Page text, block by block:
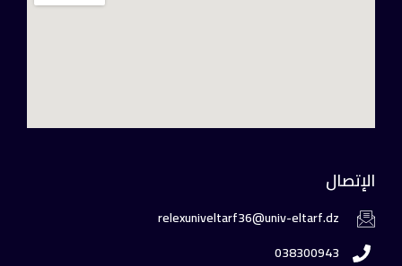
الإتصال
relexuniveltarf36@univ-eltarf.dz
038300943